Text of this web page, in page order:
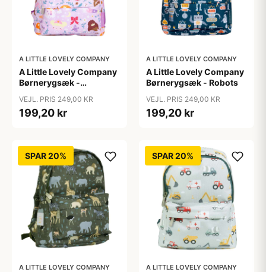
A LITTLE LOVELY COMPANY
A Little Lovely Company
Børnerygsæk -
VEJL. PRIS 249,00 KR
199,20 kr
A LITTLE LOVELY COMPANY
A Little Lovely Company
Børnerygsæk - Robots
VEJL. PRIS 249,00 KR
199,20 kr
SPAR 20%
A LITTLE LOVELY COMPANY
SPAR 20%
A LITTLE LOVELY COMPANY